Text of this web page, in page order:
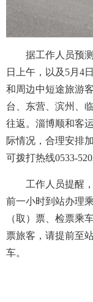
据工作人员预测
日上午，以及5月4
和周边中短途旅游
台、东营、滨州、
往返。淄博顺和客
际情况，合理安排
可拨打热线0533-
工作人员提醒，
前一小时到站办理
（取）票、检票乘
票旅客，请提前至
车。